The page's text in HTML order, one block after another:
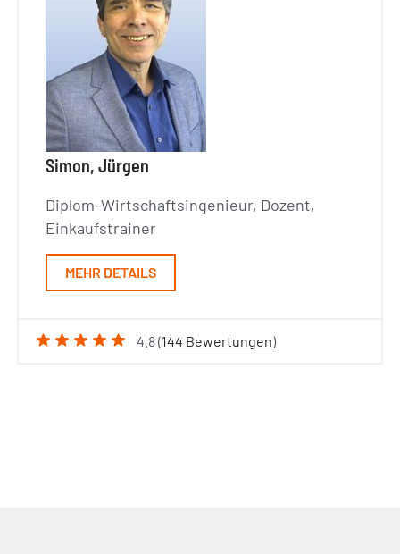
Simon, Jürgen
Diplom-Wirtschaftsingenieur, Dozent,
Einkaufstrainer
MEHR DETAILS
4.8 (144 Bewertungen)